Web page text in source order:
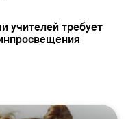
учителей требует